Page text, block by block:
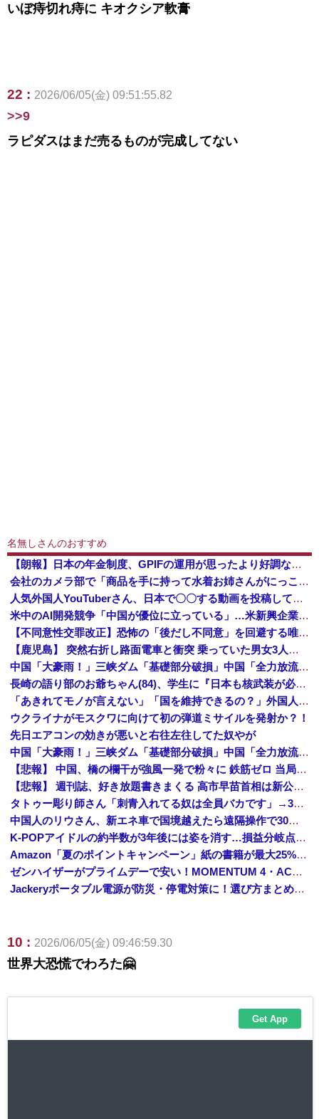
いぼ痔切れ痔に キオクシア軟膏
22 : 2026/06/05(金) 09:51:55.82
>>9
ラピダスはまだ売るものが完成してない
名無しさんのおすすめ
【朗報】日本の年金制度、GPIFの運用が思ったより好調なおかげでなんとかなりそう
会社のカメラ部で「商品を手に持って水着お姉さんがにっこり」を撮影、だがお姉さんは素人アルバイトで親バレした結果……
人気外国人YouTuberさん、日本で〇〇する動画を投稿して終わる・・・
米中のAI開発競争「中国が優位に立っている」…米新興企業CEOが予測！
【不同意性交罪改正】恐怖の「後だし不同意」を回避する唯一の方法がコチラ → ｗｗｗｗｗｗｗｗｗｗｗｗｗｗｗｗ
【鹿児島】 突然右折し路面電車と衝突 乗っていた男女3人は車を放置しダッシュで逃走中
中国「大豪雨！」三峡ダム「基礎部分破損」中国「全力放流！」台風13号「中国上陸予測」台風15号「中国接近（画像」中国「台風同時上陸！（穀物生産が壊滅危機」→
長崎の語り部のお爺ちゃん(84)、学生に『日本も核武装が必要』と言われびっくり
「あきれてモノが言えない」「国を維持できるの？」外国人の永住許可要件の厳格化で在日中国人の本音は？
ウクライナがモスクワに向けて初の弾道ミサイルを発射か？！
先日エアコンの効きが悪いと右往左往してた奴やが
中国「大豪雨！」三峡ダム「基礎部分破損」中国「全力放流！」台風13号「中国上陸予測」台風15号「中国接近（画像」中国「台風同時上陸！（穀物生産が壊滅危機」→
【悲報】 中国、橋の欄干が強風一発で粉々に 鉄筋ゼロ 当局「接着剤でくっつけただけ」「正常で、品質問題はない」
【悲報】 週刊誌、好き放題書きまくる 高市早苗首相は新公用車の贅を尽くした後部座席でたばこを吸うのが至福の時間「どんどん延びる乗車時間」
タトゥー彫り師さん「刺青入れてる奴は全員バカです」→30万再生ｗｗｗｗｗｗ
中国人のリウさん、新エネ車で国境越えたら遠隔操作で30時間ロックされる！
K-POPアイドルの約半数が3年後には姿を消す…損益分岐点突破は4％未満
Amazon「夏のポイントキャンペーン」紙の書籍が最大25%ポイント還元 対象と条件を整理（2026年7月）
ゼンハイザーがプライムデーで安い！MOMENTUM 4・ACCENTUMなど対象モデルまとめ！
Jackeryポータブル電源が防災・停電対策に！選び方まとめ【プライムデー最終日】
10 : 2026/06/05(金) 09:46:59.30
世界大恐慌でわろた🤗